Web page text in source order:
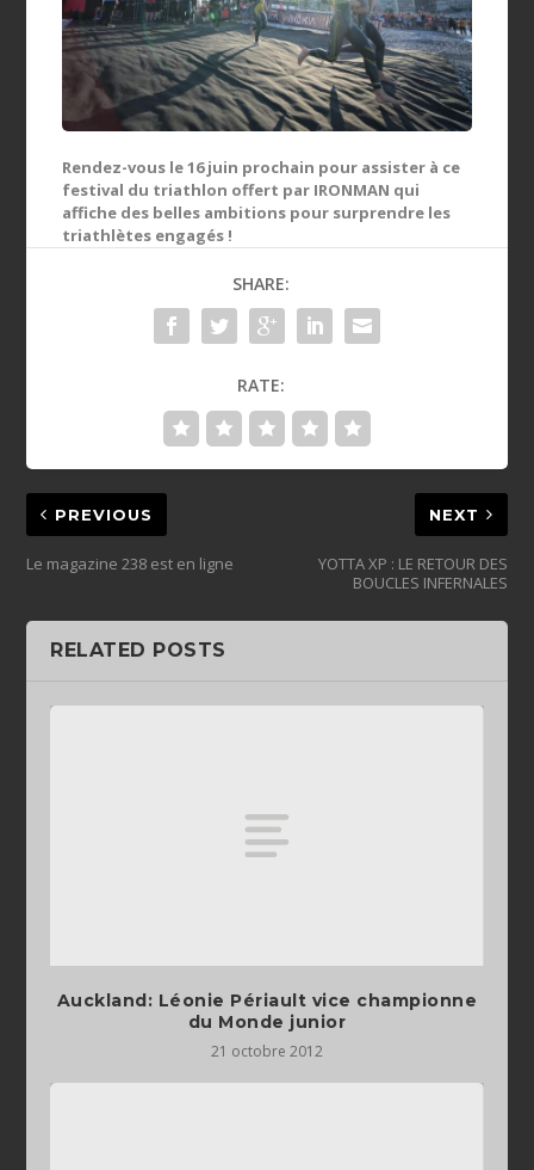
Rendez-vous le 16 juin prochain pour assister à ce
festival du triathlon offert par IRONMAN qui
affiche des belles ambitions pour surprendre les
triathlètes engagés !
SHARE:
RATE:
PREVIOUS
Le magazine 238 est en ligne
NEXT
YOTTA XP : LE RETOUR DES
BOUCLES INFERNALES
RELATED POSTS
Auckland: Léonie Périault vice championne
du Monde junior
21 octobre 2012